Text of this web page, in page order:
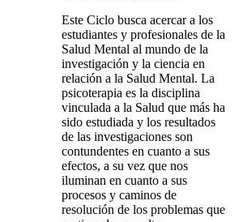
Este Ciclo busca acercar a los
estudiantes y profesionales de la
Salud Mental al mundo de la
investigación y la ciencia en
relación a la Salud Mental. La
psicoterapia es la disciplina
vinculada a la Salud que más ha
sido estudiada y los resultados
de las investigaciones son
contundentes en cuanto a sus
efectos, a su vez que nos
iluminan en cuanto a sus
procesos y caminos de
resolución de los problemas que